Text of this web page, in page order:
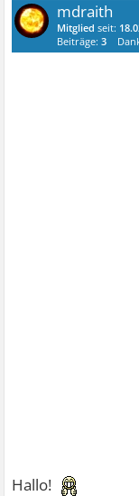
mdraith
Mitglied seit:
Beiträge:3
Hallo!